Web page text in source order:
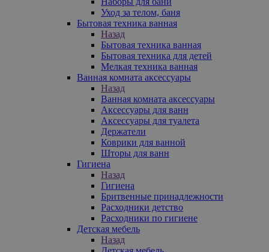
Уход за телом, баня
Бытовая техника ванная
Назад
Бытовая техника ванная
Бытовая техника для детей
Мелкая техника ванная
Ванная комната аксессуары
Назад
Ванная комната аксессуары
Аксессуары для ванн
Аксессуары для туалета
Держатели
Коврики для ванной
Шторы для ванн
Гигиена
Назад
Гигиена
Бритвенные принадлежности
Расходники детство
Расходники по гигиене
Детская мебель
Назад